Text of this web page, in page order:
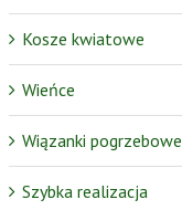
Kosze kwiatowe
Wieńce
Wiązanki pogrzebowe
Szybka realizacja